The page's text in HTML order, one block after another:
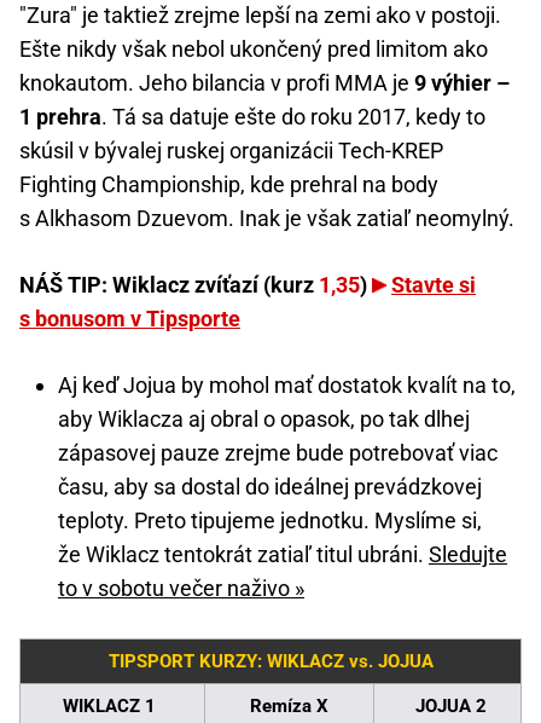
"Zura" je taktiež zrejme lepší na zemi ako v postoji.
Ešte nikdy však nebol ukončený pred limitom ako
knokautom. Jeho bilancia v profi MMA je 9 výhier –
1 prehra. Tá sa datuje ešte do roku 2017, kedy to
skúsil v bývalej ruskej organizácii Tech-KREP
Fighting Championship, kde prehral na body
s Alkhasom Dzuevom. Inak je však zatiaľ neomylný.
NÁŠ TIP: Wiklacz zvíťazí (kurz 1,35)
Stavte si
s bonusom v Tipsporte
Aj keď Jojua by mohol mať dostatok kvalít na to,
aby Wiklacza aj obral o opasok, po tak dlhej
zápasovej pauze zrejme bude potrebovať viac
času, aby sa dostal do ideálnej prevádzkovej
teploty. Preto tipujeme jednotku. Myslíme si,
že Wiklacz tentokrát zatiaľ titul ubráni. Sledujte
to v sobotu večer naživo »
TIPSPORT KURZY: WIKLACZ vs. JOJUA
WIKLACZ 1
Remíza X
JOJUA 2